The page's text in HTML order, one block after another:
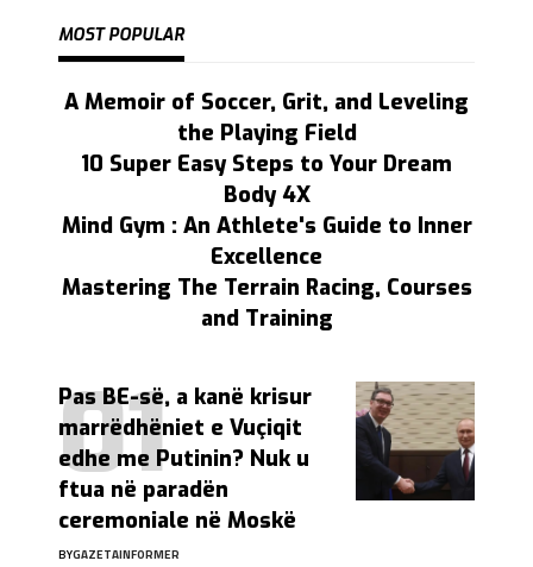
MOST POPULAR
A Memoir of Soccer, Grit, and Leveling
the Playing Field
10 Super Easy Steps to Your Dream
Body 4X
Mind Gym : An Athlete's Guide to Inner
Excellence
Mastering The Terrain Racing, Courses
and Training
Pas BE-së, a kanë krisur
marrëdhëniet e Vuçiqit
edhe me Putinin? Nuk u
ftua në paradën
ceremoniale në Moskë
BYGAZETAINFORMER